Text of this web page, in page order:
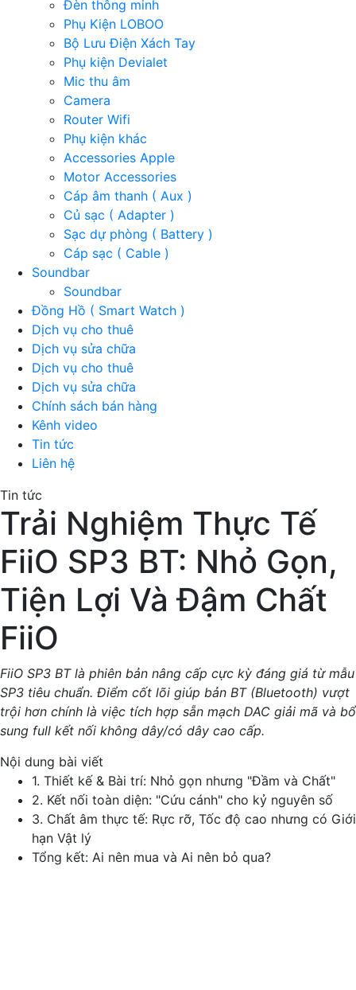
Đèn thông minh
Phụ Kiện LOBOO
Bộ Lưu Điện Xách Tay
Phụ kiện Devialet
Mic thu âm
Camera
Router Wifi
Phụ kiện khác
Accessories Apple
Motor Accessories
Cáp âm thanh ( Aux )
Củ sạc ( Adapter )
Sạc dự phòng ( Battery )
Cáp sạc ( Cable )
Soundbar
Soundbar
Đồng Hồ ( Smart Watch )
Dịch vụ cho thuê
Dịch vụ sửa chữa
Dịch vụ cho thuê
Dịch vụ sửa chữa
Chính sách bán hàng
Kênh video
Tin tức
Liên hệ
Tin tức
Trải Nghiệm Thực Tế
FiiO SP3 BT: Nhỏ Gọn,
Tiện Lợi Và Đậm Chất
FiiO
FiiO SP3 BT là phiên bản nâng cấp cực kỳ đáng giá từ mẫu
SP3 tiêu chuẩn. Điểm cốt lõi giúp bản BT (Bluetooth) vượt
trội hơn chính là việc tích hợp sẵn mạch DAC giải mã và bổ
sung full kết nối không dây/có dây cao cấp.
Nội dung bài viết
1. Thiết kế & Bài trí: Nhỏ gọn nhưng "Đầm và Chất"
2. Kết nối toàn diện: "Cứu cánh" cho kỷ nguyên số
3. Chất âm thực tế: Rực rỡ, Tốc độ cao nhưng có Giới
hạn Vật lý
Tổng kết: Ai nên mua và Ai nên bỏ qua?